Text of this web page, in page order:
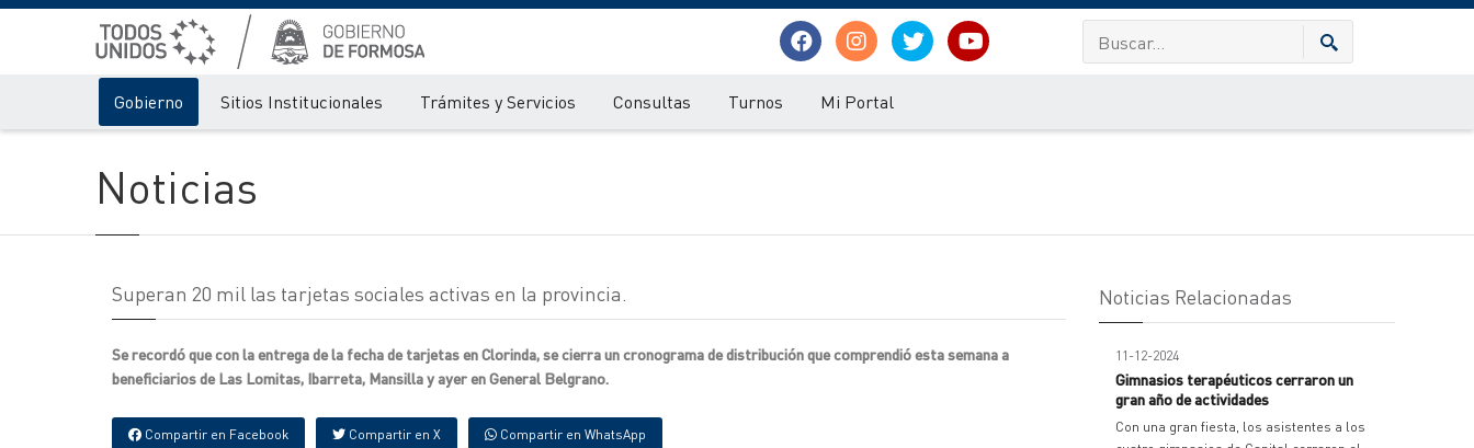
Gobierno Sitios Institucionales Trámites y Servicios Consultas Turnos Mi Portal
Noticias
Superan 20 mil las tarjetas sociales activas en la provincia.
Se recordó que con la entrega de la fecha de tarjetas en Clorinda, se cierra un cronograma de distribución que comprendió esta semana a
beneficiarios de Las Lomitas, Ibarreta, Mansilla y ayer en General Belgrano.
Compartir en Facebook Compartir en X Compartir en WhatsApp
Noticias Relacionadas
11-12-2024
Gimnasios terapéuticos cerraron un
gran año de actividades
Con una gran fiesta, los asistentes a los